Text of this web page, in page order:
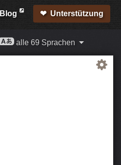
Blog Unterstützung
alle 69 Sprachen